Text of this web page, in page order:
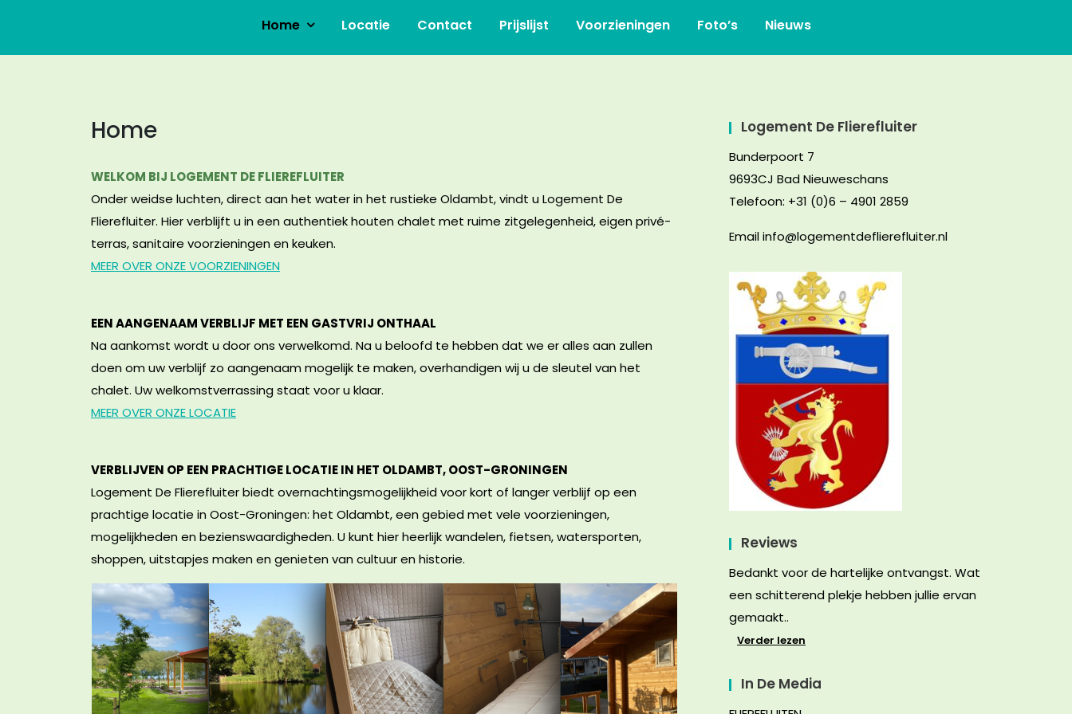
Home Locatie Contact Prijslijst Voorzieningen Foto’s Nieuws
Home
WELKOM BIJ LOGEMENT DE FLIEREFLUITER
Onder weidse luchten, direct aan het water in het rustieke Oldambt, vindt u Logement De
Flierefluiter. Hier verblijft u in een authentiek houten chalet met ruime zitgelegenheid, eigen privé-
terras, sanitaire voorzieningen en keuken.
MEER OVER ONZE VOORZIENINGEN
EEN AANGENAAM VERBLIJF MET EEN GASTVRIJ ONTHAAL
Na aankomst wordt u door ons verwelkomd. Na u beloofd te hebben dat we er alles aan zullen
doen om uw verblijf zo aangenaam mogelijk te maken, overhandigen wij u de sleutel van het
chalet. Uw welkomstverrassing staat voor u klaar.
MEER OVER ONZE LOCATIE
VERBLIJVEN OP EEN PRACHTIGE LOCATIE IN HET OLDAMBT, OOST-GRONINGEN
Logement De Flierefluiter biedt overnachtingsmogelijkheid voor kort of langer verblijf op een
prachtige locatie in Oost-Groningen: het Oldambt, een gebied met vele voorzieningen,
mogelijkheden en bezienswaardigheden. U kunt hier heerlijk wandelen, fietsen, watersporten,
shoppen, uitstapjes maken en genieten van cultuur en historie.
Logement De Flierefluiter
Bunderpoort 7
9693CJ Bad Nieuweschans
Telefoon: +31 (0)6 – 4901 2859
Email info@logementdeflierefluiter.nl
Reviews
Bedankt voor de hartelijke ontvangst. Wat
een schitterend plekje hebben jullie ervan
gemaakt..
Verder lezen
In De Media